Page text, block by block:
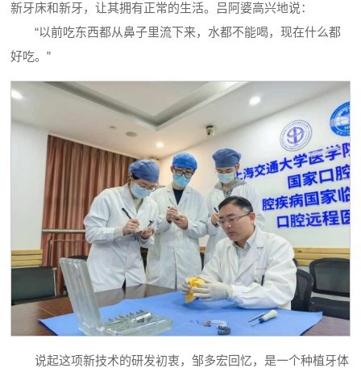
新牙床和新牙，让其拥有正常的生活。吕阿婆高兴地说：
“以前吃东西都从鼻子里流下来，水都不能喝，现在什么都
好吃。”
说起这项新技术的研发初衷，邹多宏回忆，是一个种植牙体